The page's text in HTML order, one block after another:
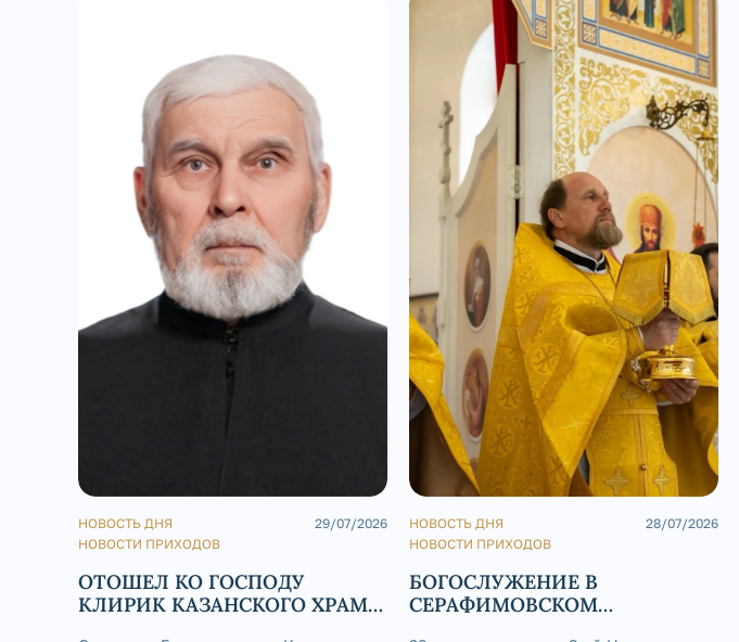
НОВОСТЬ ДНЯ
НОВОСТИ ПРИХОДОВ
29/07/2026
ОТОШЕЛ КО ГОСПОДУ
КЛИРИК КАЗАНСКОГО ХРАМА
НОВОСТЬ ДНЯ
НОВОСТИ ПРИХОДОВ
28/07/2026
БОГОСЛУЖЕНИЕ В
СЕРАФИМОВСКОМ